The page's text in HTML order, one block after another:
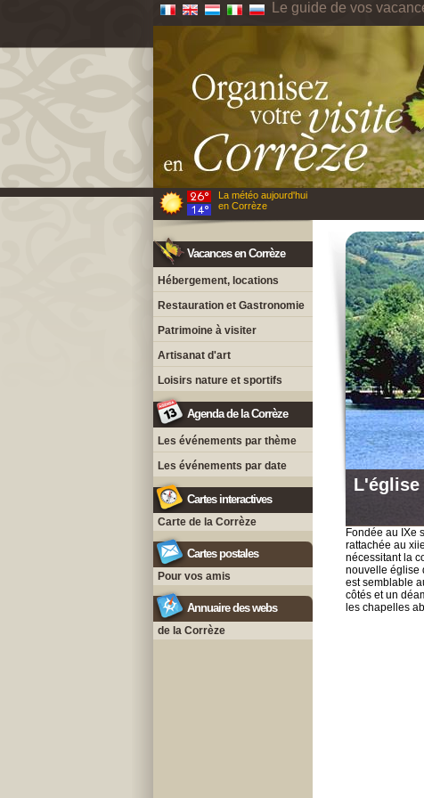
Le guide de vos
La météo aujourd'hui
en Corrèze
Vacances en Corrèze
Hébergement, locations
Restauration et Gastronomie
Patrimoine à visiter
Artisanat d'art
Loisirs nature et sportifs
Agenda de la Corrèze
Les événements par thème
Les événements par date
Cartes interactives
Carte de la Corrèze
Cartes postales
Pour vos amis
Annuaire des webs
de la Corrèze
L'église
Fondée au IXe
rattachée au
nécessitant la
nouvelle église
est semblable
côtés et un
les chapelles